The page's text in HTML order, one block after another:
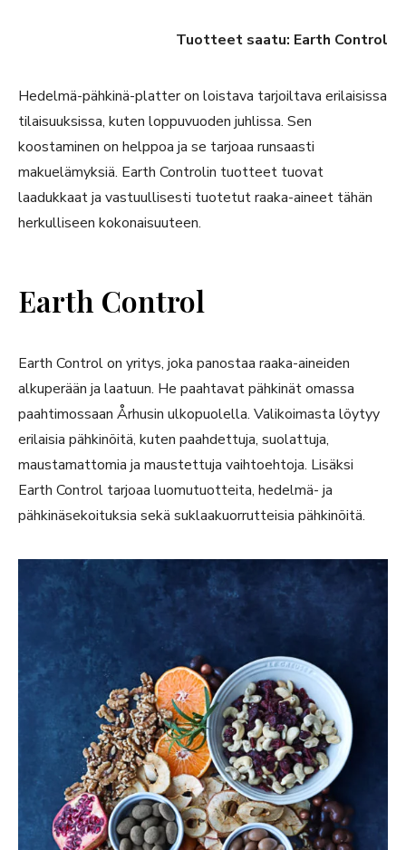
Tuotteet saatu: Earth Control
Hedelmä-pähkinä-platter on loistava tarjoiltava erilaisissa
tilaisuuksissa, kuten loppuvuoden juhlissa. Sen
koostaminen on helppoa ja se tarjoaa runsaasti
makuelämyksiä. Earth Controlin tuotteet tuovat
laadukkaat ja vastuullisesti tuotetut raaka-aineet tähän
herkulliseen kokonaisuuteen.
Earth Control
Earth Control on yritys, joka panostaa raaka-aineiden
alkuperään ja laatuun. He paahtavat pähkinät omassa
paahtimossaan Århusin ulkopuolella. Valikoimasta löytyy
erilaisia pähkinöitä, kuten paahdettuja, suolattuja,
maustamattomia ja maustettuja vaihtoehtoja. Lisäksi
Earth Control tarjoaa luomutuotteita, hedelmä- ja
pähkinäsekoituksia sekä suklaakuorrutteisia pähkinöitä.